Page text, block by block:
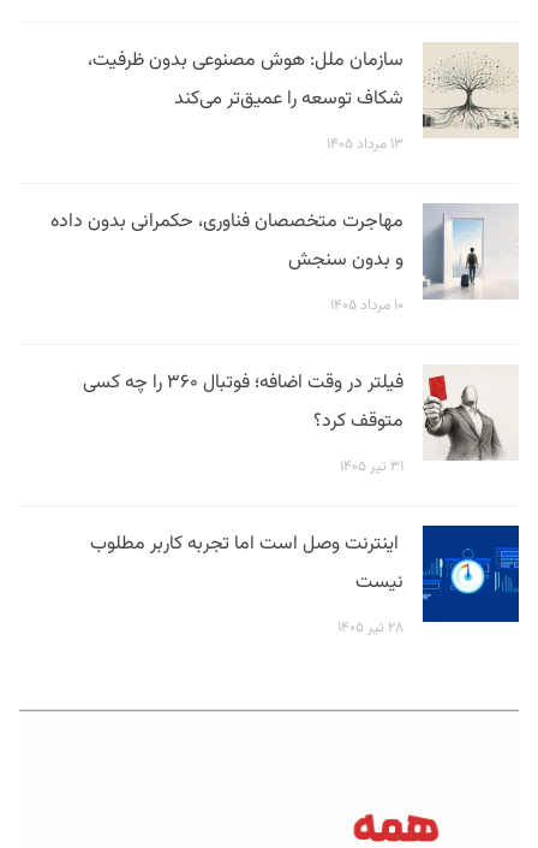
سازمان ملل: هوش مصنوعی بدون ظرفیت،
شکاف توسعه را عمیق‌تر می‌کند
۱۳ مرداد ۱۴۰۵
مهاجرت متخصصان فناوری، حکمرانی بدون داده
و بدون سنجش
۱۰ مرداد ۱۴۰۵
فیلتر در وقت اضافه؛ فوتبال ۳۶۰ را چه کسی
متوقف کرد؟
۳۱ تیر ۱۴۰۵
اینترنت وصل است اما تجربه کاربر مطلوب
نیست
۲۸ تیر ۱۴۰۵